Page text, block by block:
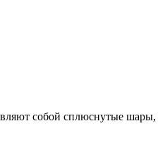
собой сплюснутые